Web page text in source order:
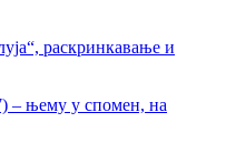
раскринкавање и
– њему у спомен, на